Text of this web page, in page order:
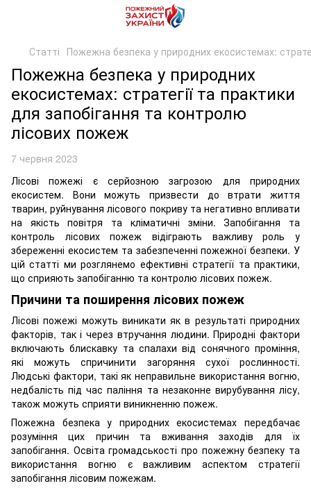
Статті Пожежна безпека у природних екосистемах:
Пожежна безпека у природних
екосистемах: стратегії та практики
для запобігання та контролю
лісових пожеж
7 червня 2023
Лісові пожежі є серйозною загрозою для природних
екосистем. Вони можуть призвести до втрати життя
тварин, руйнування лісового покриву та негативно впливати
на якість повітря та кліматичні зміни. Запобігання та
контроль лісових пожеж відіграють важливу роль у
збереженні екосистем та забезпеченні пожежної безпеки. У
цій статті ми розглянемо ефективні стратегії та практики,
що сприяють запобіганню та контролю лісових пожеж.
Причини та поширення лісових пожеж
Лісові пожежі можуть виникати як в результаті природних
факторів, так і через втручання людини. Природні фактори
включають блискавку та спалахи від сонячного проміння,
які можуть спричинити загоряння сухої рослинності.
Людські фактори, такі як неправильне використання вогню,
недбалість під час паління та незаконне вирубування лісу,
також можуть сприяти виникненню пожеж.
Пожежна безпека у природних екосистемах передбачає
розуміння цих причин та вживання заходів для їх
запобігання. Освіта громадськості про пожежну безпеку та
використання вогню є важливим аспектом стратегії
запобігання лісовим пожежам.